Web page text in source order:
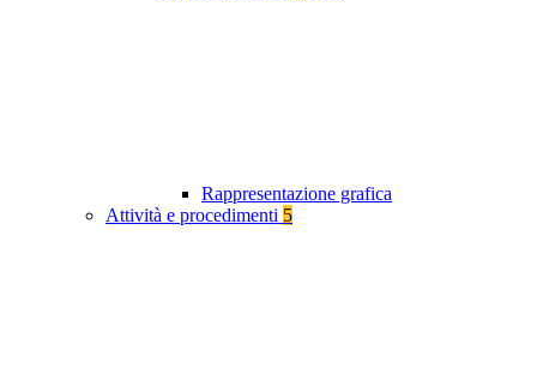
Rappresentazione grafica
Attività e procedimenti 5